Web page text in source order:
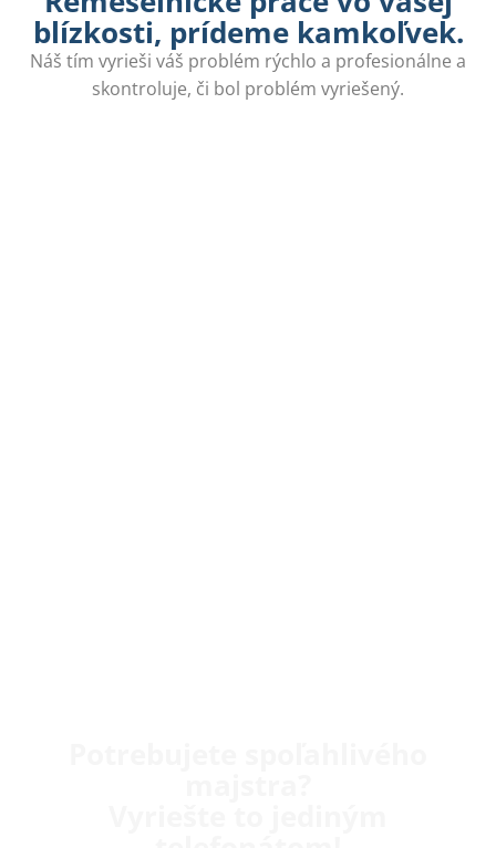
blízkosti, prídeme kamkoľvek.
Náš tím vyrieši váš problém rýchlo a profesionálne a
skontroluje, či bol problém vyriešený.